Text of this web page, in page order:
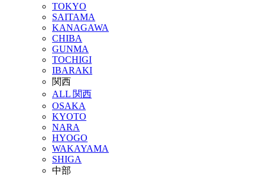
TOKYO
SAITAMA
KANAGAWA
CHIBA
GUNMA
TOCHIGI
IBARAKI
関西
ALL 関西
OSAKA
KYOTO
NARA
HYOGO
WAKAYAMA
SHIGA
中部